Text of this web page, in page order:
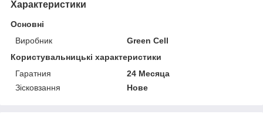
Характеристики
Основні
Виробник
Green Cell
Користувальницькі характеристики
Гаратния
24 Месяца
Зісковзання
Нове